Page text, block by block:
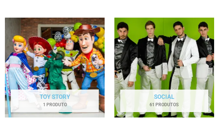
TOY STORY
1 PRODUTO
SOCIAL
61 PRODUTOS